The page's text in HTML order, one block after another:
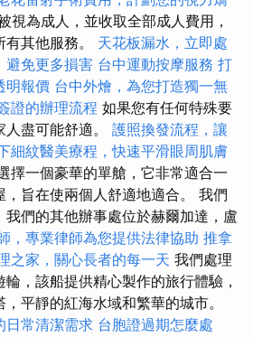
視為成人，並收取全部成人費用，
其他服務。 天花板漏水，立即處
避免更多損害 台中運動按摩服務 打
明報價 台中外燴，為您打造獨一無
證的辦理流程 如果您有任何特殊要
盡可能舒適。 護照換發流程，讓
細紋醫美療程，快速平滑眼周肌膚
擇一個豪華的單艙，它非常適合一
旨在使兩個人舒適地適合。 我們
我們的其他辦事處位於赫爾加達，盧
，專業律師為您提供法律協助 推拿
之家，關心長者的每一天 我們處理
，該船提供精心製作的旅行體驗，
平靜的紅海水域和繁華的城市。
日常清潔需求 台胞證過期怎麼處